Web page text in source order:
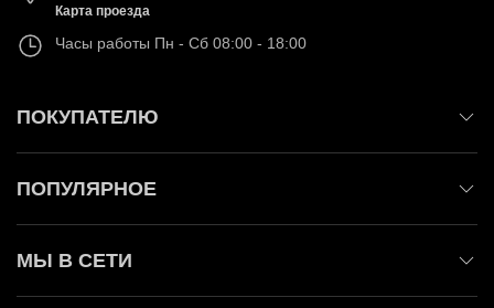
Карта проезда
Часы работы Пн - Сб 08:00 - 18:00
ПОКУПАТЕЛЮ
ПОПУЛЯРНОЕ
МЫ В СЕТИ